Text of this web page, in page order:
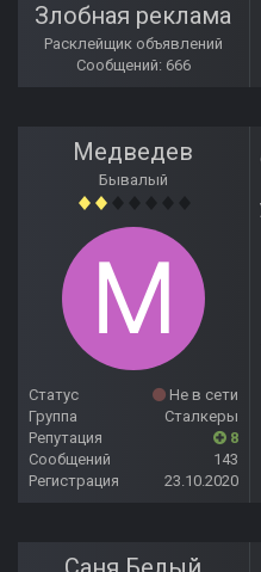
Злобная реклама
Расклейщик объявлений
Сообщений: 666
Медведев
Бывалый
Статус
Не в сети
Группа
Сталкеры
Репутация
8
Сообщений
143
Регистрация
23.10.2020